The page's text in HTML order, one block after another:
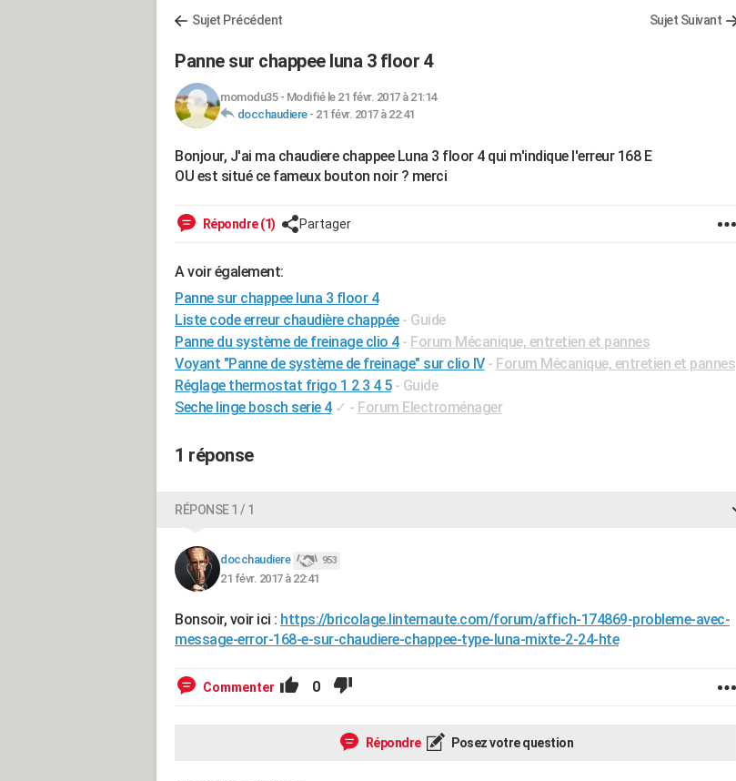
Sujet Précédent Sujet Suivant
Panne sur chappee luna 3 floor 4
momodu35- Modifié le 21 févr. 2017 à 21:14
docchaudiere- 21 févr. 2017 à 22:41
Bonjour, J'ai ma chaudiere chappee Luna 3 floor 4 qui m'indique l'erreur 168 E
OU est situé ce fameux bouton noir ? merci
Répondre (1) Partager
A voir également:
Panne sur chappee luna 3 floor 4
Liste code erreur chaudière chappée - Guide
Panne du système de freinage clio 4 - Forum Mécanique, entretien et pannes
Voyant "Panne de système de freinage" sur clio IV - Forum Mécanique, entretien et pannes
Réglage thermostat frigo 1 2 3 4 5 - Guide
Seche linge bosch serie 4 ✓ - Forum Electroménager
1 réponse
RÉPONSE 1 / 1
docchaudiere 953
21 févr. 2017 à 22:41
Bonsoir, voir ici : https://bricolage.linternaute.com/forum/affich-174869-probleme-avec-
message-error-168-e-sur-chaudiere-chappee-type-luna-mixte-2-24-hte
Commenter 0
Répondre Posez votre question